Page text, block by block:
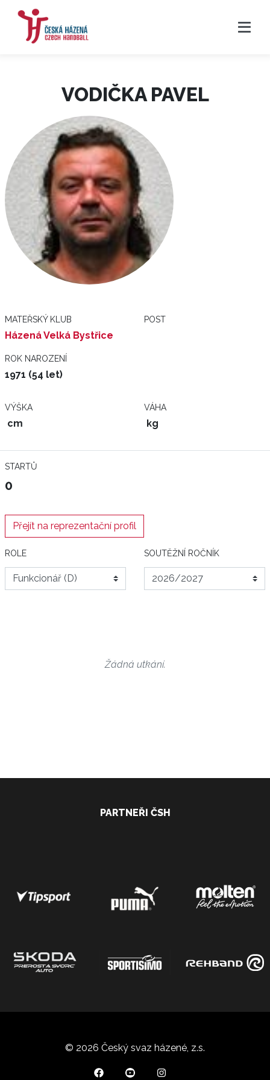
VODIČKA PAVEL
MATEŘSKÝ KLUB
Házená Velká Bystřice
POST
ROK NAROZENÍ
1971 (54 let)
VÝŠKA
cm
VÁHA
kg
STARTŮ
0
Přejít na reprezentační profil
ROLE SOUTĚŽNÍ ROČNÍK
Žádná utkání.
PARTNEŘI ČSH
© 2026 Český svaz házené, z.s.